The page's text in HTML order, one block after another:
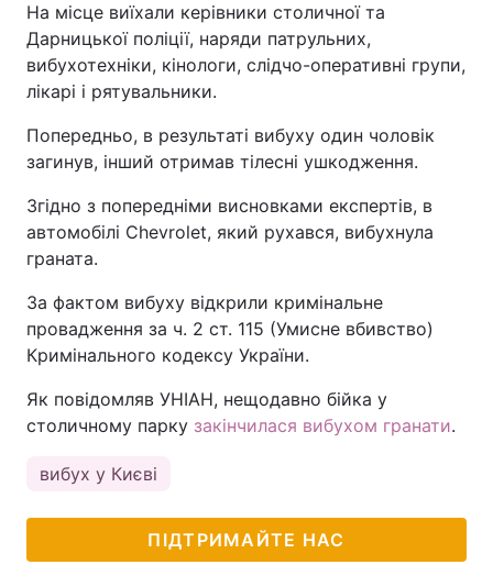
На місце виїхали керівники столичної та
Дарницької поліції, наряди патрульних,
вибухотехніки, кінологи, слідчо-оперативні групи,
лікарі і рятувальники.
Попередньо, в результаті вибуху один чоловік
загинув, інший отримав тілесні ушкодження.
Згідно з попередніми висновками експертів, в
автомобілі Chevrolet, який рухався, вибухнула
граната.
За фактом вибуху відкрили кримінальне
провадження за ч. 2 ст. 115 (Умисне вбивство)
Кримінального кодексу України.
Як повідомляв УНІАН, нещодавно бійка у
столичному парку закінчилася вибухом гранати.
вибух у Києві
ПІДТРИМАЙТЕ НАС